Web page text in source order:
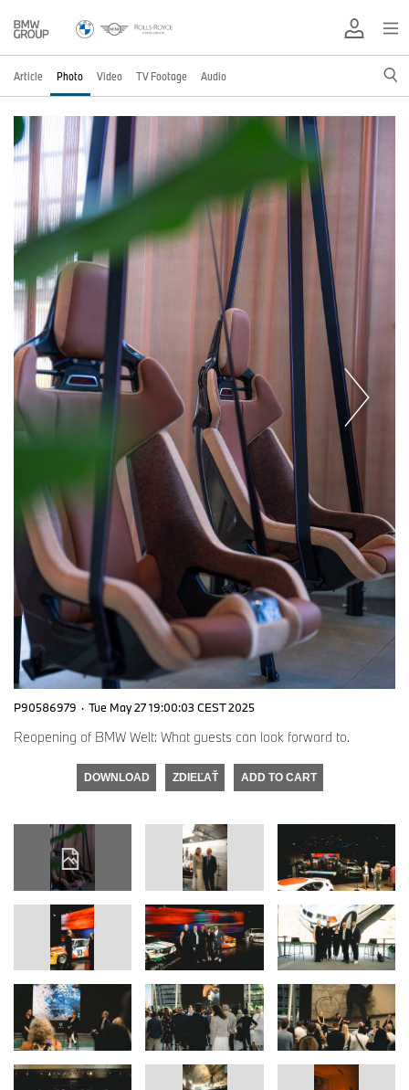
Article Photo Video TV Footage Audio
P90586979 · Tue May 27 19:00:03 CEST 2025
Reopening of BMW Welt: What guests can look forward to.
DOWNLOAD ZDIEĽAŤ ADD TO CART